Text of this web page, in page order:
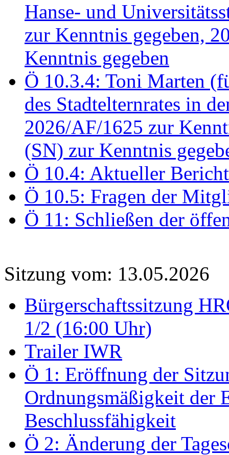
Hanse- und
zur Kenntnis gegeben,
Kenntnis gegeben
Ö 10.3.4: Toni Marten
des Stadtelternrates in
2026/AF/1625 zur
(SN) zur Kenntnis
Ö 10.4: Aktueller
Ö 10.5: Fragen der
Ö 11: Schließen der
Sitzung vom: 13.05.2026
Bürgerschaftssitzung
1/2 (16:00 Uhr)
Trailer IWR
Ö 1: Eröffnung der
Ordnungsmäßigkeit der
Beschlussfähigkeit
Ö 2: Änderung der